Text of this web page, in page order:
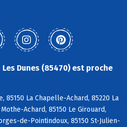
Dunes (85470) est proche
85150 La Chapelle-Achard, 85220 La
Achard, 85150 Le Girouard,
de-Pointindoux, 85150 St-Julien-